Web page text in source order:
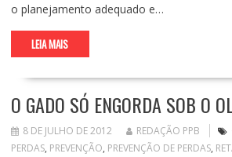
o planejamento adequado e…
LEIA MAIS
O GADO SÓ ENGORDA SOB O
8 DE JULHO DE 2012 REDAÇÃO PPB
PERDAS, PREVENÇÃO, PREVENÇÃO DE PERDAS,